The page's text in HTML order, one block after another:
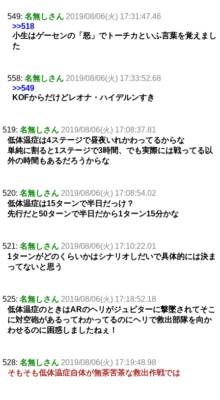
549: 名無しさん 2019/08/06(火) 17:31:47.46
>>518
小生はゲーセンの「怒」でトーチカといふ言葉を覚えまし
た
558: 名無しさん 2019/08/06(火) 17:33:52.68
>>549
KOFからだけどレオナ・ハイデルンすき
519: 名無しさん 2019/08/06(火) 17:08:37.81
低体温症は4ステージで昼夜いれかわってるからな
単純に割ると1ステージで3時間、でも実際には戦ってる以
外の時間もあるだろうからな
520: 名無しさん 2019/08/06(火) 17:08:54.02
低体温症は15ターンで半日だっけ？
先行だと50ターンで半日だから1ターン15分かな
521: 名無しさん 2019/08/06(火) 17:10:22.01
1ターンがどのくらいかはシナリオしだいで具体的には決ま
ってないと思う
525: 名無しさん 2019/08/06(火) 17:18:52.18
低体温症のときはARのヘリがジュピターに撃墜されてそこ
に対空砲があるってわかってるのにヘリで救出部隊を向か
わせるのに困惑しましたねぇ！
528: 名無しさん 2019/08/06(火) 17:19:48.98
そもそも低体温症自体が無茶苦茶な救出作戦では